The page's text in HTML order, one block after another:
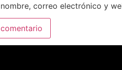
correo electrónico y